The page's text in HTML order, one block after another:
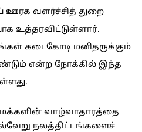
ஊரக வளர்ச்சித் துறை
உத்தரவிட்டுள்ளார்.
கடைகோடி மனிதருக்கும்
என்ற நோக்கில் இந்த
மக்களின் வாழ்வாதாரத்தை
நலத்திட்டங்களைச்